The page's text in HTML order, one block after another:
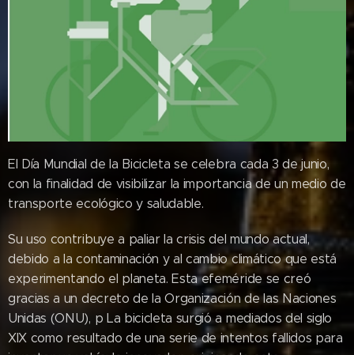
El Día Mundial de la Bicicleta se celebra cada 3 de junio,
con la finalidad de visibilizar la importancia de un medio de
transporte ecológico y saludable.
Su uso contribuye a paliar la crisis del mundo actual,
debido a la contaminación y al cambio climático que está
experimentando el planeta. Esta efeméride se creó
gracias a un decreto de la Organización de las Naciones
Unidas (ONU), p La bicicleta surgió a mediados del siglo
XIX como resultado de una serie de intentos fallidos para